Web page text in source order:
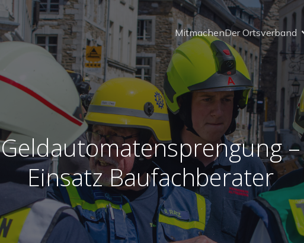
MitmachenDer Ortsverband
Geldautomatensprengung –
Einsatz Baufachberater